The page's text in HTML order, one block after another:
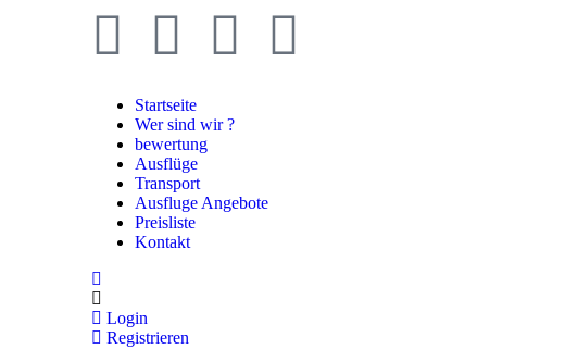
Startseite
Wer sind wir ?
bewertung
Ausflüge
Transport
Ausfluge Angebote
Preisliste
Kontakt
Login
Registrieren